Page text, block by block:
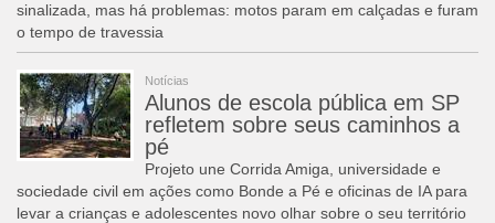
sinalizada, mas há problemas: motos param em calçadas e furam
o tempo de travessia
Notícias
Alunos de escola pública em SP
refletem sobre seus caminhos a
pé
Projeto une Corrida Amiga, universidade e
sociedade civil em ações como Bonde a Pé e oficinas de IA para
levar a crianças e adolescentes novo olhar sobre o seu território